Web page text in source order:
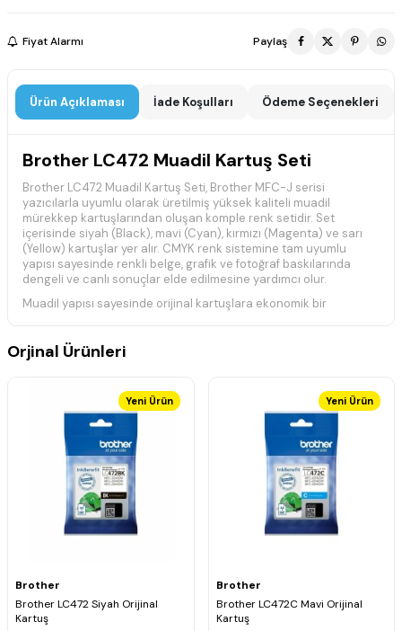
Fiyat Alarmı Paylaş
Ürün Açıklaması İade Koşulları Ödeme Seçenekleri
Brother LC472 Muadil Kartuş Seti
Brother LC472 Muadil Kartuş Seti, Brother MFC-J serisi
yazıcılarla uyumlu olarak üretilmiş yüksek kaliteli muadil
mürekkep kartuşlarından oluşan komple renk setidir. Set
içerisinde siyah (Black), mavi (Cyan), kırmızı (Magenta) ve sarı
(Yellow) kartuşlar yer alır. CMYK renk sistemine tam uyumlu
yapısı sayesinde renkli belge, grafik ve fotoğraf baskılarında
dengeli ve canlı sonuçlar elde edilmesine yardımcı olur.
Muadil yapısı sayesinde orijinal kartuşlara ekonomik bir
baskı ihtiyaçları için ideal bir çözümdür.
Ürün Kodu: LC472 (BK/C/M/Y)
Ürün Tipi: Muadil Kartuş Seti
Renkler: Siyah, Mavi, Kırmızı, Sarı
Baskı Teknolojisi: Inkjet (Mürekkep Püskürtmeli)
CMYK renk sistemine tam uyumludur
Dengeli ve canlı renk üretimi sağlar
Yüksek baskı verimliliği sunar
Stabil mürekkep akışı ile güvenilir performans
Günlük ve ofis kullanımı için uygundur
Ekonomik baskı çözümü sunar
Brother MFC-J2340DW
Brother MFC-J3540DW
Brother MFC-J3940DW
Orjinal Ürünleri
Yeni Ürün
Brother
Brother LC472 Siyah Orijinal
Kartuş
Yeni Ürün
Brother
Brother LC472C Mavi Orijinal
Kartuş